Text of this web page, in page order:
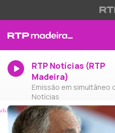
RTP Notícias (RTP
Madeira)
Emissão em simultâneo
Notícias